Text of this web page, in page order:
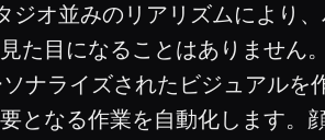
オ並みのリアリズムにより
た目になることはありません。
ナライズされたビジュアルを
となる作業を自動化します。